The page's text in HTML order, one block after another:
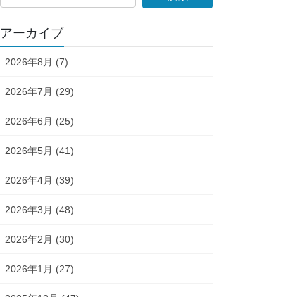
アーカイブ
2026年8月 (7)
2026年7月 (29)
2026年6月 (25)
2026年5月 (41)
2026年4月 (39)
2026年3月 (48)
2026年2月 (30)
2026年1月 (27)